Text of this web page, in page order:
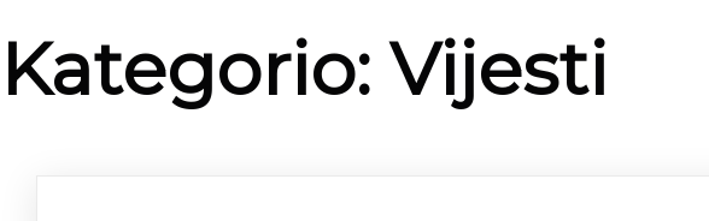
Kategorio:Vijesti